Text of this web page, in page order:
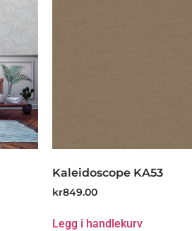
Kaleidoscope KA53
kr849.00
Legg i handlekurv